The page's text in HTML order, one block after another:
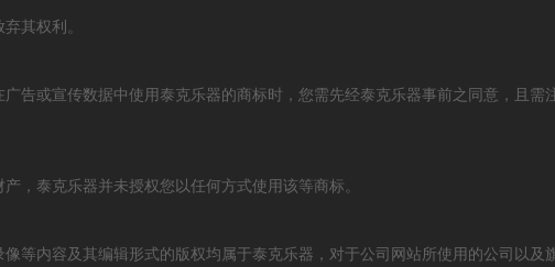
其权利。
告或宣传数据中使用泰克乐器的商标时，您需先经泰克乐器事前之同意，且
，泰克乐器并未授权您以任何方式使用该等商标。
等内容及其编辑形式的版权均属于泰克乐器，对于公司网站所使用的公司以及